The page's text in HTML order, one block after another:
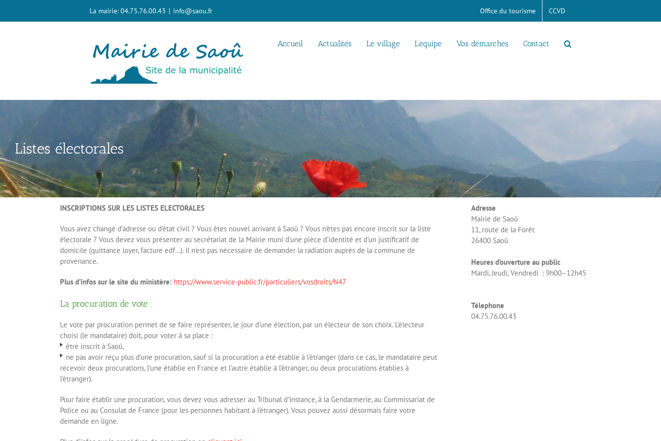
La mairie: 04.75.76.00.43 | info@saou.fr Office du tourisme CCVD
Accueil Actualités Le village L’equipe Vos démarches Contact
Listes électorales
INSCRIPTIONS SUR LES LISTES ELECTORALES
Vous avez changé d’adresse ou d’état civil ? Vous êtes nouvel arrivant à Saoû ? Vous n’êtes pas encore inscrit sur la liste
électorale ? Vous devez vous présenter au secrétariat de la Mairie muni d’une pièce d’identité et d’un justificatif de
domicile (quittance loyer, facture edf…). Il n’est pas nécessaire de demander la radiation auprès de la commune de
provenance.
Plus d’infos sur le site du ministère: https://www.service-public.fr/particuliers/vosdroits/N47
La procuration de vote :
Le vote par procuration permet de se faire représenter, le jour d’une élection, par un électeur de son choix. L’électeur
choisi (le mandataire) doit, pour voter à sa place :
être inscrit à Saoû,
ne pas avoir reçu plus d’une procuration, sauf si la procuration a été établie à l’étranger (dans ce cas, le mandataire peut
recevoir deux procurations, l’une établie en France et l’autre établie à l’étranger, ou deux procurations établies à
l’étranger).
Pour faire établir une procuration, vous devez vous adresser au Tribunal d’Instance, à la Gendarmerie, au Commissariat de
Police ou au Consulat de France (pour les personnes habitant à l’étranger). Vous pouvez aussi désormais faire votre
demande en ligne.
Adresse
Mairie de Saoû
11, route de la Forêt
26400 Saoû
Heures d’ouverture au public
Mardi, Jeudi, Vendredi : 9h00–12h45
Télephone
04.75.76.00.43